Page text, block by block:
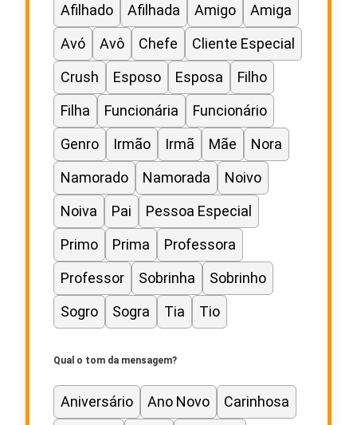
Afilhado Afilhada Amigo
Amiga
Avó
Avô Chefe
Cliente Especial
Crush
Esposo Esposa
Filho
Filha
Funcionária
Funcionário
Genro
Irmão Irmã Mãe
Nora
Namorado
Namorada
Noivo
Noiva
Pai
Pessoa Especial
Primo
Prima
Professora
Professor
Sobrinha
Sobrinho
Sogro
Sogra Tia Tio
Qual o tom da mensagem?
Aniversário Ano Novo
Carinhosa